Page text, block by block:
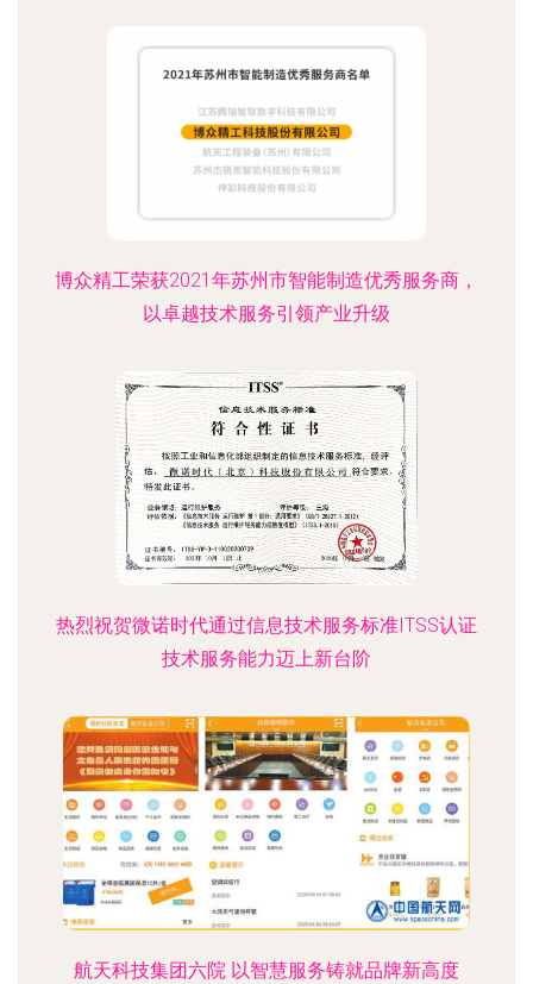
博众精工荣获2021年苏州市智能制造优秀服务商，
以卓越技术服务引领产业升级
热烈祝贺微诺时代通过信息技术服务标准ITSS认证
技术服务能力迈上新台阶
航天科技集团六院 以智慧服务铸就品牌新高度